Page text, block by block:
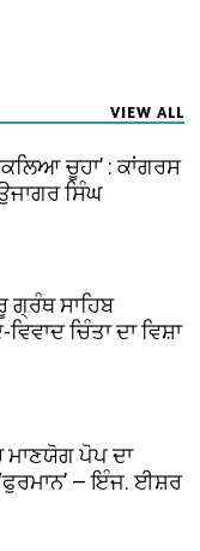
VIEW ALL
ਚੂਹਾ’ : ਕਾਂਗਰਸ
ਸਿੰਘ
ਗ੍ਰੰਥ ਸਾਹਿਬ
ਚਿੰਤਾ ਦਾ ਵਿਸ਼ਾ
ਪੋਪ ਦਾ
— ਇੰਜ. ਈਸ਼ਰ